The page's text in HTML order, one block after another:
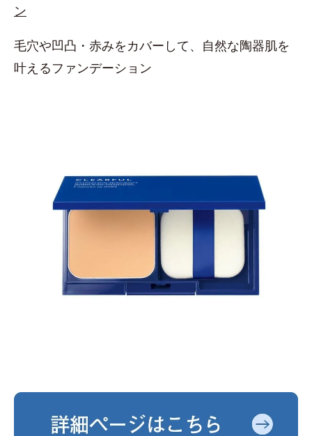
ン
毛穴や凹凸・赤みをカバーして、自然な陶器肌を
叶えるファンデーション